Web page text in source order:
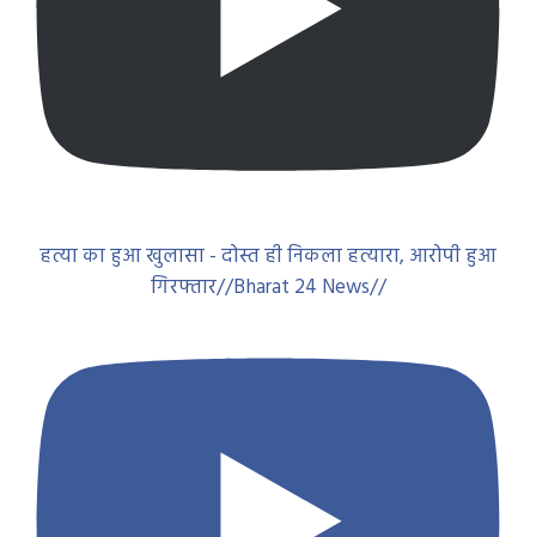
हत्या का हुआ खुलासा - दोस्त ही निकला हत्यारा, आरोपी हुआ
गिरफ्तार//Bharat 24 News//